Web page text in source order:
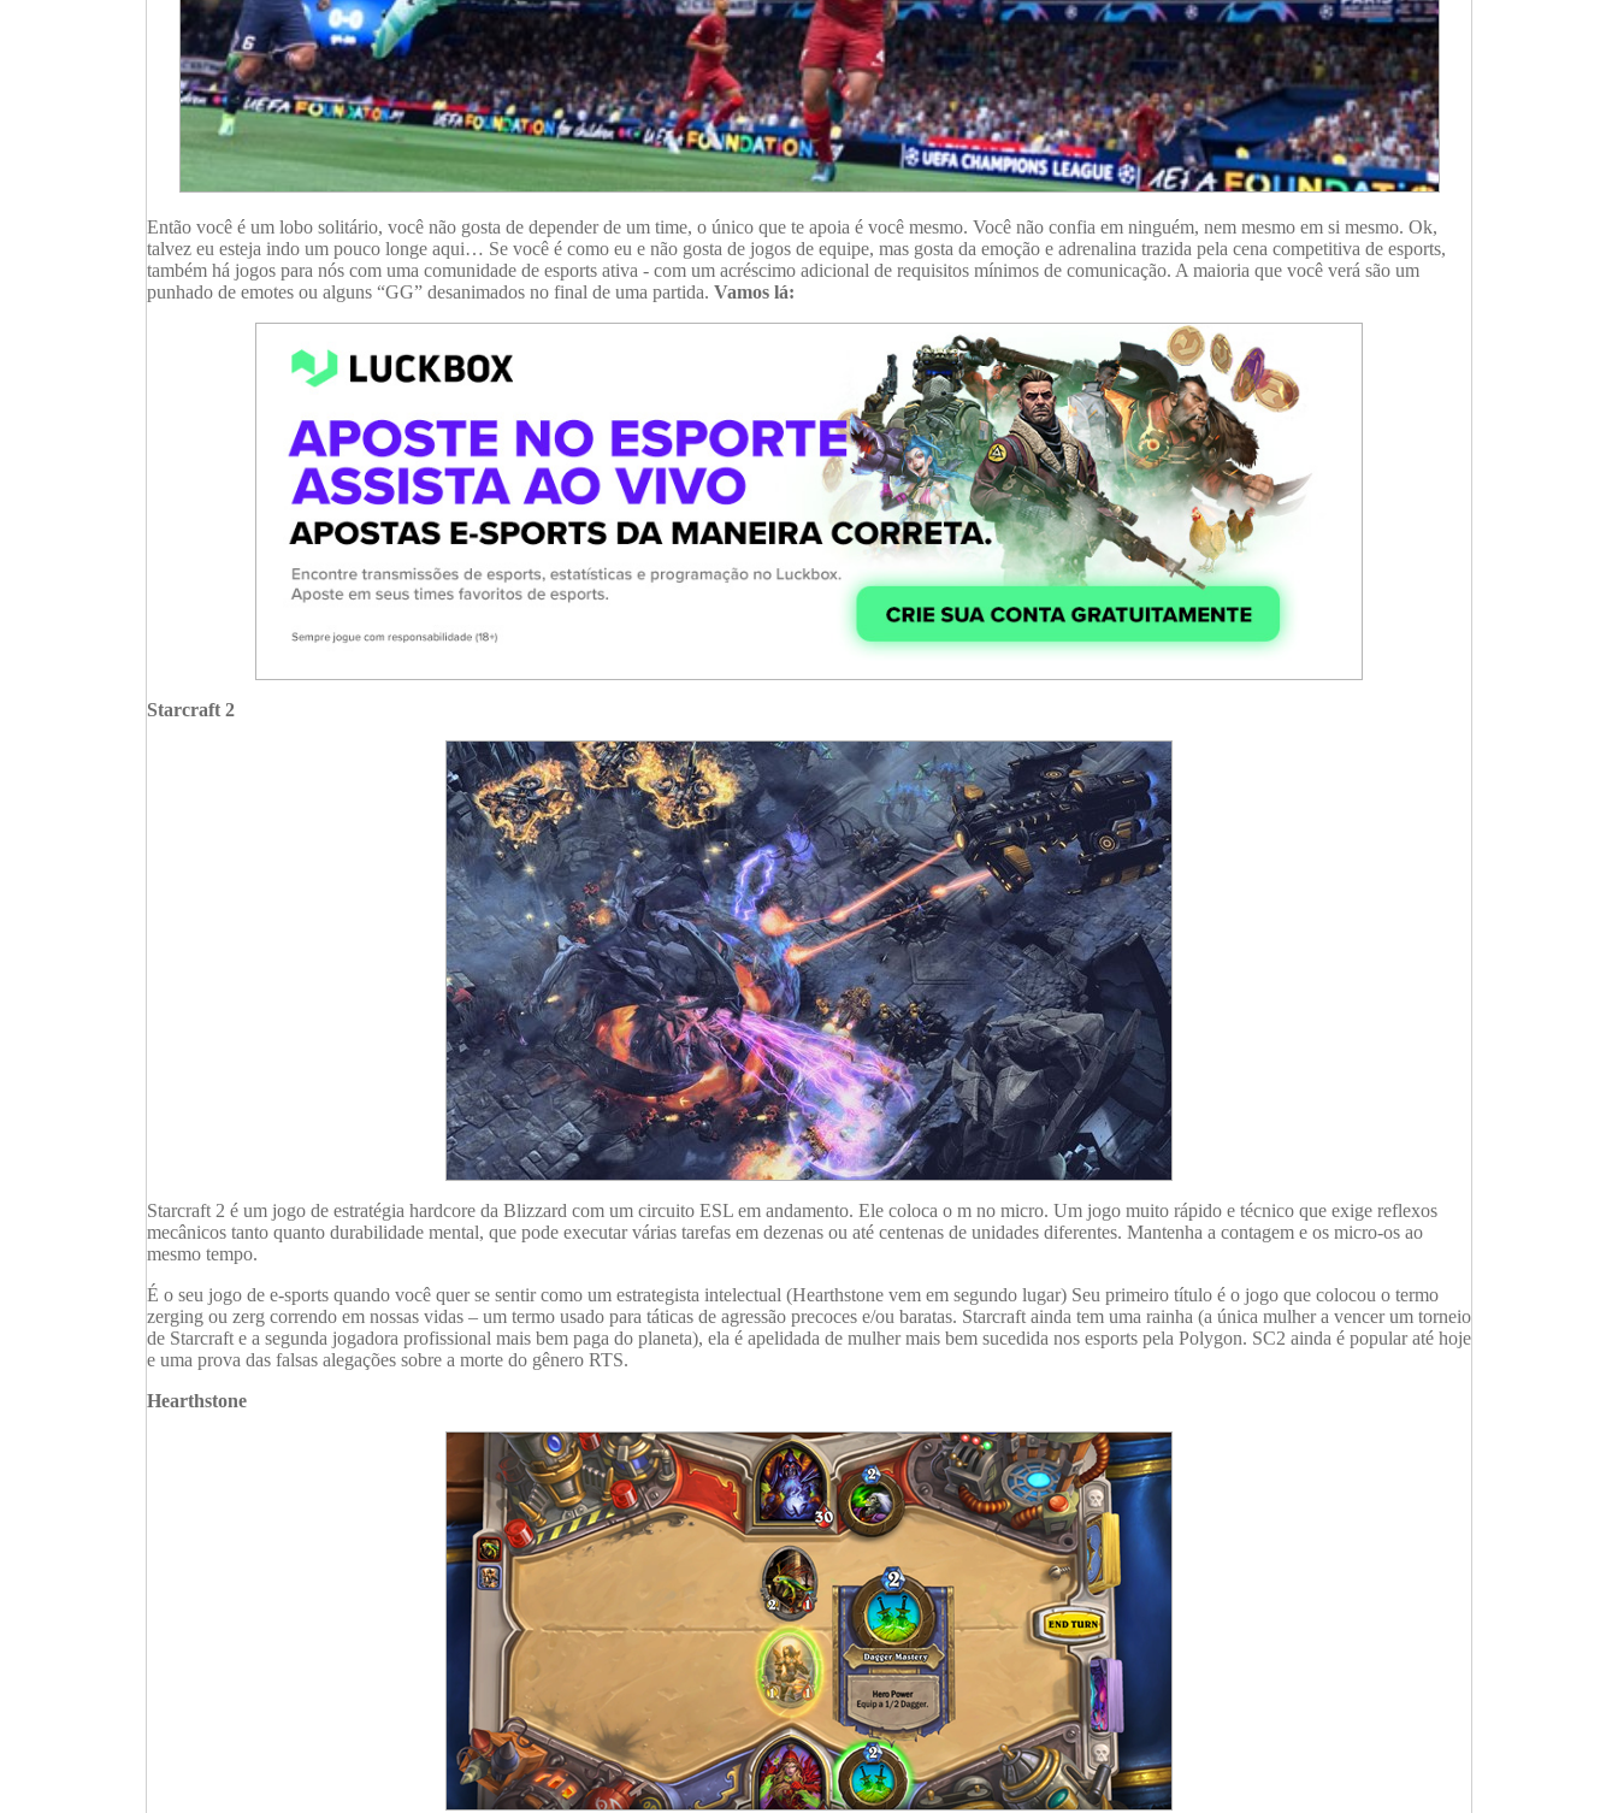
Então você é um lobo solitário, você não gosta de depender de um time, o único que te apoia é você mesmo. Você não confia em ninguém, nem mesmo em si mesmo. Ok,
talvez eu esteja indo um pouco longe aqui… Se você é como eu e não gosta de jogos de equipe, mas gosta da emoção e adrenalina trazida pela cena competitiva de esports,
também há jogos para nós com uma comunidade de esports ativa - com um acréscimo adicional de requisitos mínimos de comunicação. A maioria que você verá são um
punhado de emotes ou alguns “GG” desanimados no final de uma partida. Vamos lá:
Starcraft 2
Starcraft 2 é um jogo de estratégia hardcore da Blizzard com um circuito ESL em andamento. Ele coloca o m no micro. Um jogo muito rápido e técnico que exige reflexos
mecânicos tanto quanto durabilidade mental, que pode executar várias tarefas em dezenas ou até centenas de unidades diferentes. Mantenha a contagem e os micro-os ao
mesmo tempo.
É o seu jogo de e-sports quando você quer se sentir como um estrategista intelectual (Hearthstone vem em segundo lugar) Seu primeiro título é o jogo que colocou o termo
zerging ou zerg correndo em nossas vidas – um termo usado para táticas de agressão precoces e/ou baratas. Starcraft ainda tem uma rainha (a única mulher a vencer um torneio
de Starcraft e a segunda jogadora profissional mais bem paga do planeta), ela é apelidada de mulher mais bem sucedida nos esports pela Polygon. SC2 ainda é popular até hoje
e uma prova das falsas alegações sobre a morte do gênero RTS.
Hearthstone